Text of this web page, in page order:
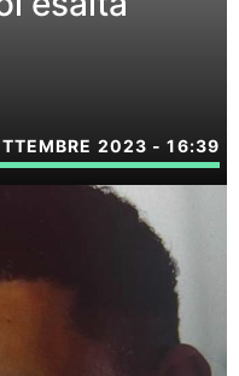
2023 - 16:39